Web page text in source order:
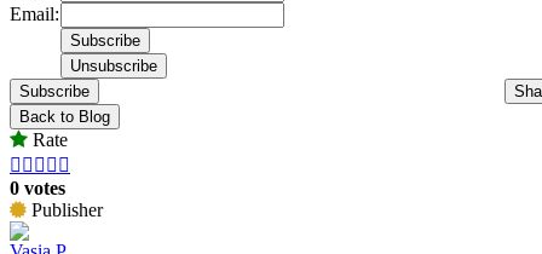
Email:
Subscribe
Back to Blog
Rate
    
0 votes
Publisher